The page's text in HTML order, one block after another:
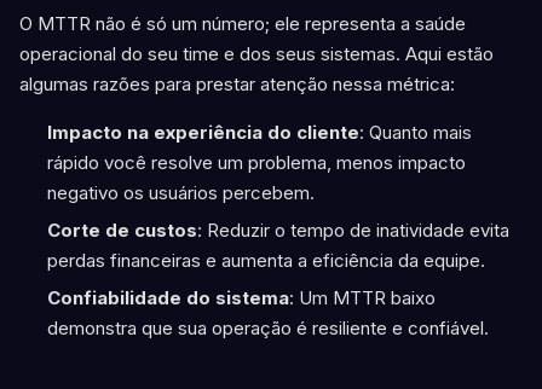
O MTTR não é só um número; ele representa a saúde
operacional do seu time e dos seus sistemas. Aqui estão
algumas razões para prestar atenção nessa métrica:
Impacto na experiência do cliente: Quanto mais
rápido você resolve um problema, menos impacto
negativo os usuários percebem.
Corte de custos: Reduzir o tempo de inatividade evita
perdas financeiras e aumenta a eficiência da equipe.
Confiabilidade do sistema: Um MTTR baixo
demonstra que sua operação é resiliente e confiável.